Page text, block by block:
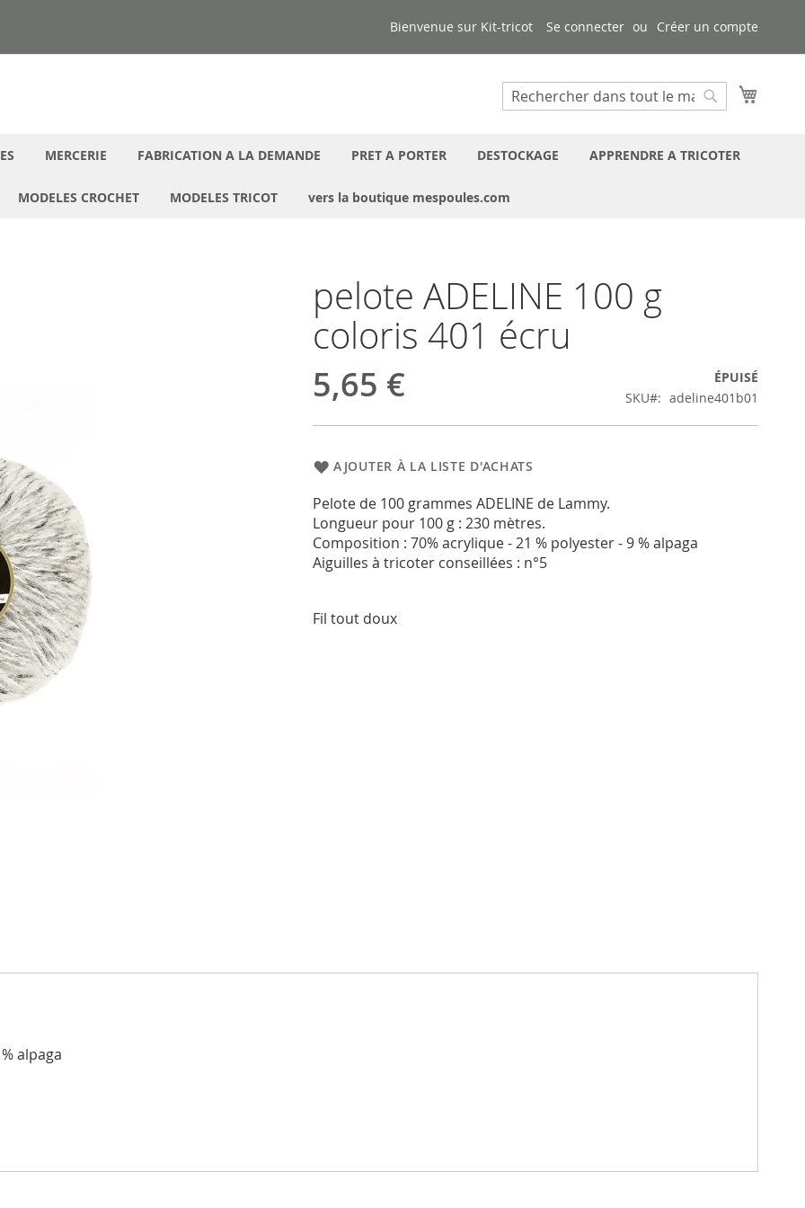
Bienvenue sur Kit-tricot Se connecter Créer un compte
Chercher
MERCERIE FABRICATION A LA DEMANDE PRET A PORTER DESTOCKAGE APPRENDRE A TRICOTER
MODELES CROCHET MODELES TRICOT vers la boutique mespoules.com
pelote ADELINE 100 g
coloris 401 écru
5,65 €
ÉPUISÉ
SKU
adeline401b01
AJOUTER À LA LISTE D'ACHATS
Pelote de 100 grammes ADELINE de Lammy.
Longueur pour 100 g : 230 mètres.
Composition : 70% acrylique - 21 % polyester - 9 % alpaga
Aiguilles à tricoter conseillées : n°5
Fil tout doux
alpaga